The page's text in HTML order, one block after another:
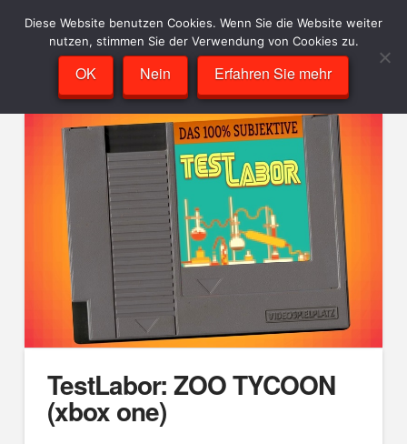
TestLabor: ZOO TYCOON
(xbox one)
Diese Website benutzen Cookies. Wenn Sie die Website weiter
nutzen, stimmen Sie der Verwendung von Cookies zu.
OK Nein Erfahren Sie mehr